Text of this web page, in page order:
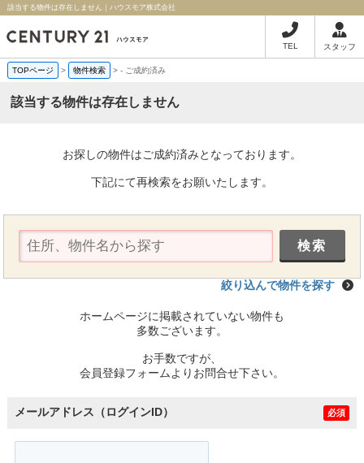
該当する物件は存在しません｜ハウスモア株式会社
TEL スタッフ
TOPページ > 物件検索 >- ご成約済み
該当する物件は存在しません
お探しの物件はご成約済みとなっております。
下記にて再検索をお願いたします。
絞り込んで物件を探す
ホームページに掲載されていない物件も
多数ございます。
お手数ですが、
会員登録フォームよりお問合せ下さい。
メールアドレス（ログインID） 必須